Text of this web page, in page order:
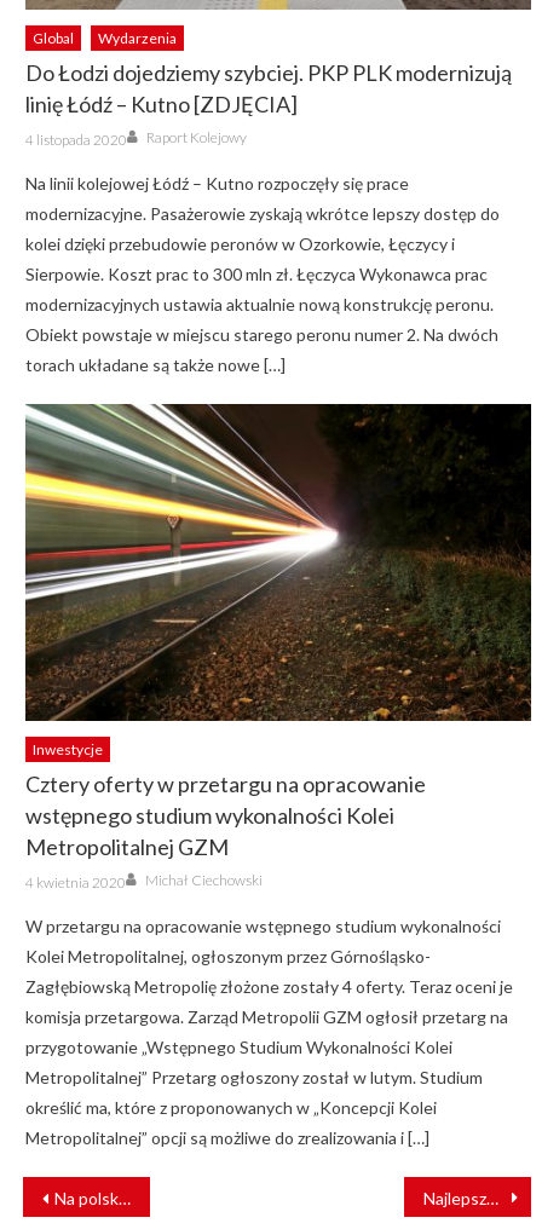
Global Wydarzenia
Do Łodzi dojedziemy szybciej. PKP PLK modernizują
linię Łódź – Kutno [ZDJĘCIA]
Posted
on
4 listopada 2020 Author
Raport Kolejowy
Na linii kolejowej Łódź – Kutno rozpoczęły się prace
modernizacyjne. Pasażerowie zyskają wkrótce lepszy dostęp do
kolei dzięki przebudowie peronów w Ozorkowie, Łęczycy i
Sierpowie. Koszt prac to 300 mln zł. Łęczyca Wykonawca prac
modernizacyjnych ustawia aktualnie nową konstrukcję peronu.
Obiekt powstaje w miejscu starego peronu numer 2. Na dwóch
torach układane są także nowe […]
Inwestycje
Cztery oferty w przetargu na opracowanie
wstępnego studium wykonalności Kolei
Metropolitalnej GZM
Posted
on
4 kwietnia 2020 Author
Michał Ciechowski
W przetargu na opracowanie wstępnego studium wykonalności
Kolei Metropolitalnej, ogłoszonym przez Górnośląsko-
Zagłębiowską Metropolię złożone zostały 4 oferty. Teraz oceni je
komisja przetargowa. Zarząd Metropolii GZM ogłosił przetarg na
przygotowanie „Wstępnego Studium Wykonalności Kolei
Metropolitalnej” Przetarg ogłoszony został w lutym. Studium
określić ma, które z proponowanych w „Koncepcji Kolei
Metropolitalnej” opcji są możliwe do zrealizowania i […]
NAWIGACJA
WPISU
Na polskie tory wyjadą pierwsze pociągi akumulatorowe! Województwo mazowieckie ogłosiło przetarg Najlepszy transport publiczny na świecie